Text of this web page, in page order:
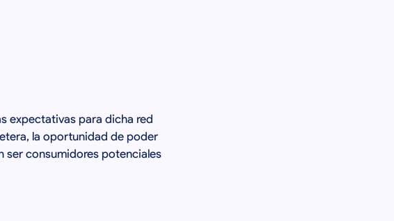
expectativas para dicha red
la oportunidad de poder
ser consumidores potenciales